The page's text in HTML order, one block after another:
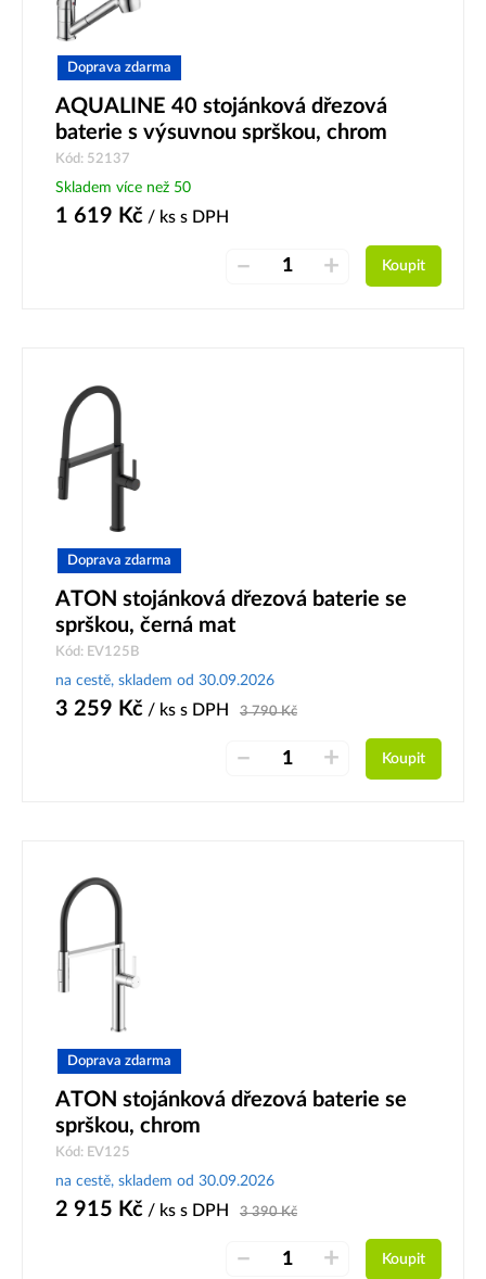
Doprava zdarma
AQUALINE 40 stojánková dřezová
baterie s výsuvnou sprškou, chrom
Kód: 52137
Skladem více než 50
1 619 Kč / ks s DPH
– + Koupit
Doprava zdarma
ATON stojánková dřezová baterie se
sprškou, černá mat
Kód: EV125B
na cestě, skladem od 30.09.2026
3 259 Kč / ks s DPH 3 790Kč
– + Koupit
Doprava zdarma
ATON stojánková dřezová baterie se
sprškou, chrom
Kód: EV125
na cestě, skladem od 30.09.2026
2 915 Kč / ks s DPH 3 390Kč
– + Koupit